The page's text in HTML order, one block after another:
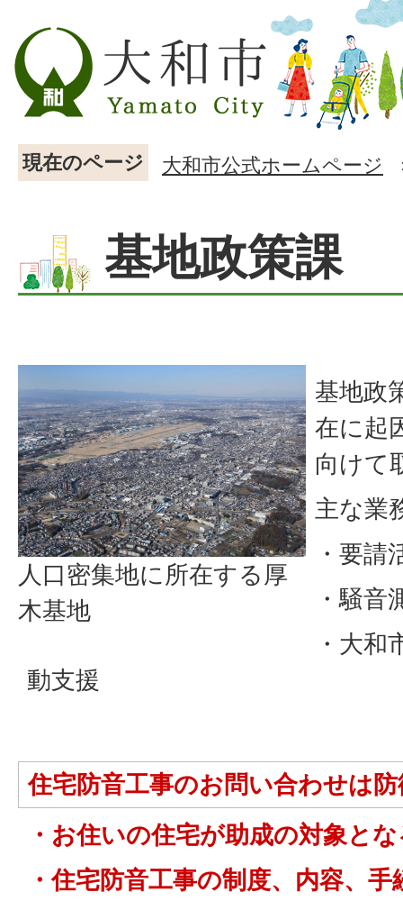
現在のページ 大和市公式ホームページ
基地政策課
人口密集地に所在する厚
木基地
基地政
在に起
向けて
主な業
・要請
・騒音
・大和
動支援
住宅防音工事のお問い合わせは
・お住いの住宅が助成の対象と
・住宅防音工事の制度、内容、